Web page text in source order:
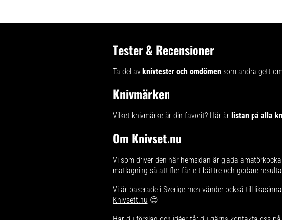
Tester & Recensioner
Ta del av knivtester och omdömen som andra gett
Knivmärken
Vilket knivmärke är din favorit? Här är listan på alla
Om Knivset.nu
Vi som driver den här hemsidan är glada
matlagning så att fler får ett bättre och godare
Vi är baserade i Sverige men vänder också till
Knivsett.nu 😊